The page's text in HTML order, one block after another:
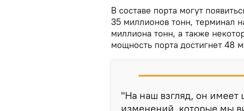
В составе порта могут
35 миллионов тонн, терминал
миллиона тонн, а также
мощность порта достигнет 48
"На наш взгляд, он имеет
изменений, которые мы